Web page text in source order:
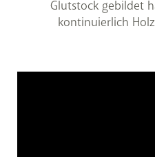
Glutstock gebildet
kontinuierlich